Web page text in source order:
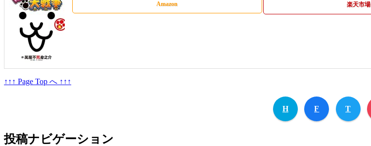
Amazon 楽天市場
↑↑↑ Page Top へ ↑↑↑
H F T
投稿ナビゲーション